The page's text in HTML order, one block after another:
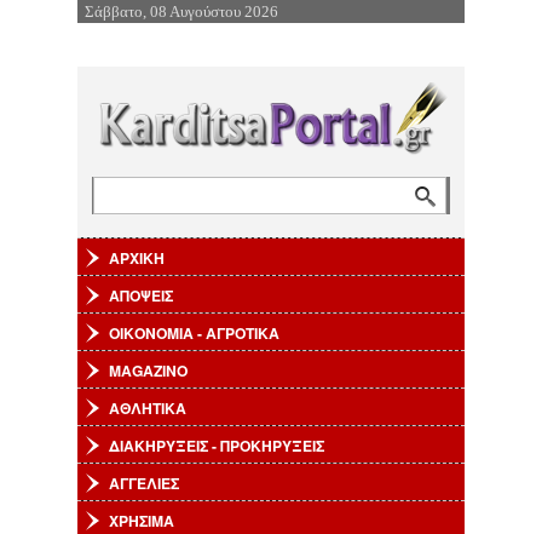
Επιστροφή στην Πλοήγηση
Σάββατο, 08 Αυγούστου 2026
ΑΡΧΙΚΗ
ΑΠΟΨΕΙΣ
ΟΙΚΟΝΟΜΙΑ - ΑΓΡΟΤΙΚΑ
MAGAZINO
ΑΘΛΗΤΙΚΑ
ΔΙΑΚΗΡΥΞΕΙΣ - ΠΡΟΚΗΡΥΞΕΙΣ
ΑΓΓΕΛΙΕΣ
ΧΡΗΣΙΜΑ